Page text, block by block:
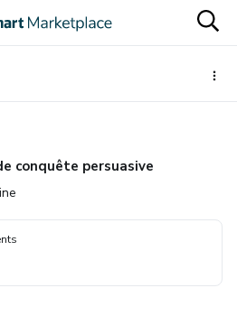
conquête persuasive